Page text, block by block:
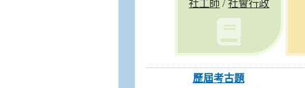
社工師 /社會行政
歷屆考古題